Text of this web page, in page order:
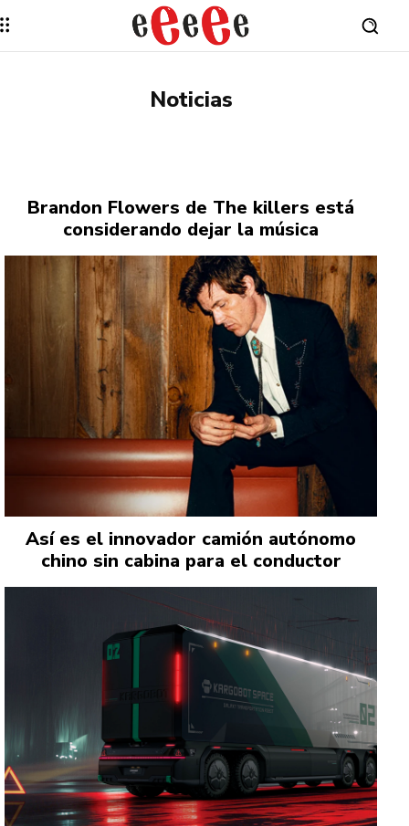
Noticias
Brandon Flowers de The killers está
considerando dejar la música
Así es el innovador camión autónomo
chino sin cabina para el conductor